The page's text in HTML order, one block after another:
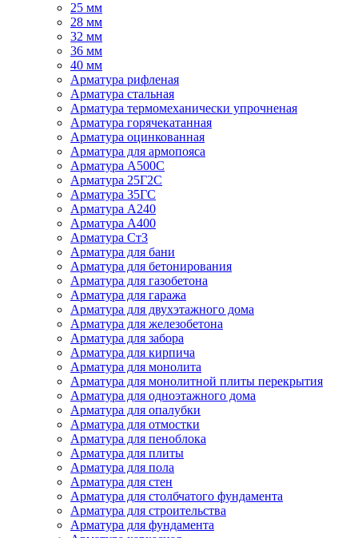
25 мм
28 мм
32 мм
36 мм
40 мм
Арматура рифленая
Арматура стальная
Арматура термомеханически упрочненая
Арматура горячекатанная
Арматура оцинкованная
Арматура для армопояса
Арматура A500С
Арматура 25Г2С
Арматура 35ГС
Арматура А240
Арматура А400
Арматура Ст3
Арматура для бани
Арматура для бетонирования
Арматура для газобетона
Арматура для гаража
Арматура для двухэтажного дома
Арматура для железобетона
Арматура для забора
Арматура для кирпича
Арматура для монолита
Арматура для монолитной плиты перекрытия
Арматура для одноэтажного дома
Арматура для опалубки
Арматура для отмостки
Арматура для пеноблока
Арматура для плиты
Арматура для пола
Арматура для стен
Арматура для столбчатого фундамента
Арматура для строительства
Арматура для фундамента